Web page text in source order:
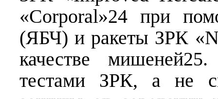
«Corporal»24 при
(ЯБЧ) и ракеты ЗРК
качестве
тестами ЗРК, а не